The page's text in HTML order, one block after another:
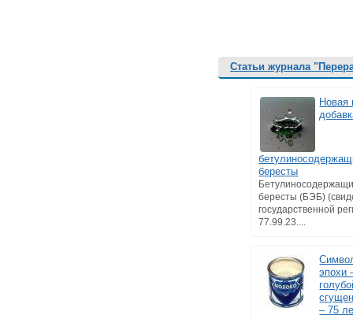
Статьи журнала
Новая
бересты
бересты (БЭБ)
государственной
77.99.23....
эпохи
– 75